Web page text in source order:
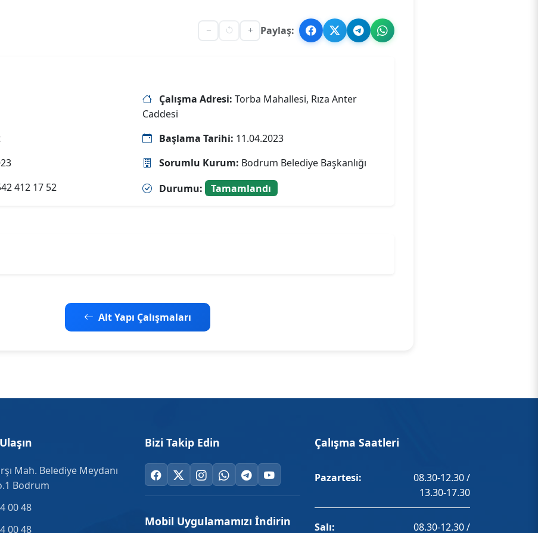
Paylaş:
Çalışma Adresi: Torba Mahallesi, Rıza Anter
Caddesi
Başlama Tarihi: 11.04.2023
Sorumlu Kurum: Bodrum Belediye Başkanlığı
412 17 52 Durumu: Tamamlandı
Alt Yapı Çalışmaları
Mah. Belediye Meydanı
Bodrum
00 48
00 48
Bizi Takip Edin
Mobil Uygulamamızı İndirin
Çalışma Saatleri
Pazartesi:
08.30-12.30 /
13.30-17.30
Salı: 08.30-12.30 /